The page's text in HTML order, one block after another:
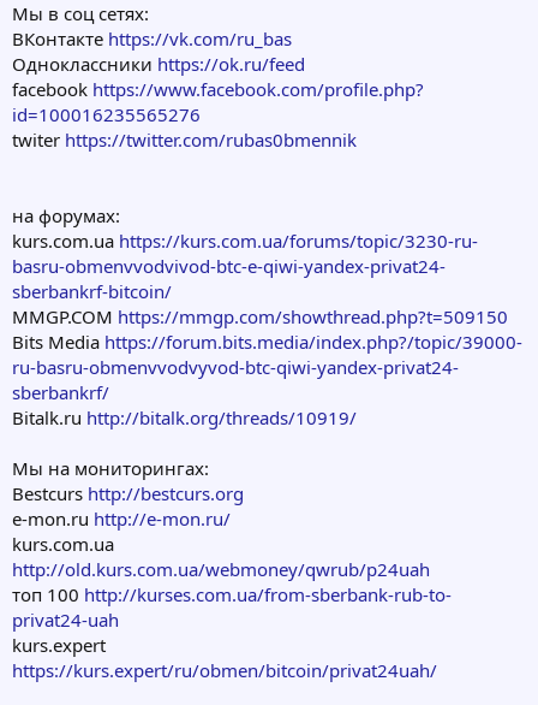
Мы в соц сетях:
ВКонтакте https://vk.com/ru_bas
Одноклассники https://ok.ru/feed
facebook https://www.facebook.com/profile.php?
id=100016235565276
twiter https://twitter.com/rubas0bmennik
на форумах:
kurs.com.ua https://kurs.com.ua/forums/topic/3230-ru-
basru-obmenvvodvivod-btc-e-qiwi-yandex-privat24-
sberbankrf-bitcoin/
MMGP.COM https://mmgp.com/showthread.php?t=509150
Bits Media https://forum.bits.media/index.php?/topic/39000-
ru-basru-obmenvvodvyvod-btc-qiwi-yandex-privat24-
sberbankrf/
Bitalk.ru http://bitalk.org/threads/10919/
Мы на мониторингах:
Bestcurs http://bestcurs.org
e-mon.ru http://e-mon.ru/
kurs.com.ua
http://old.kurs.com.ua/webmoney/qwrub/p24uah
топ 100 http://kurses.com.ua/from-sberbank-rub-to-
privat24-uah
kurs.expert
https://kurs.expert/ru/obmen/bitcoin/privat24uah/